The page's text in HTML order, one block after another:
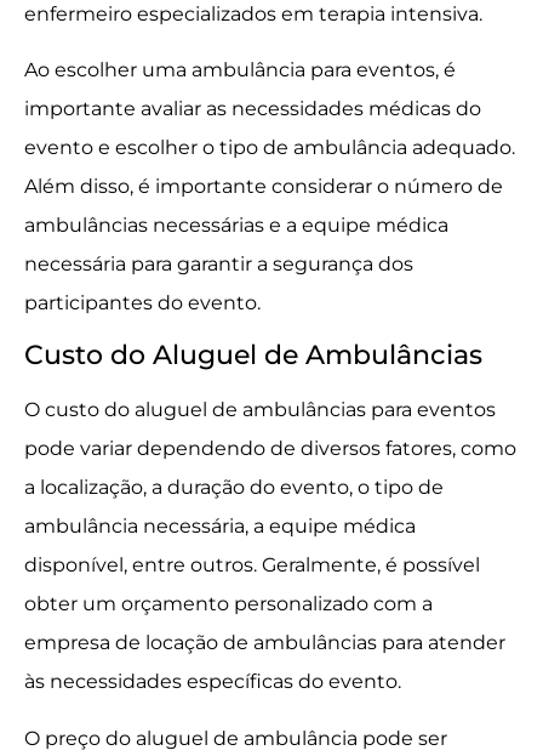
enfermeiro especializados em terapia intensiva.
Ao escolher uma ambulância para eventos, é
importante avaliar as necessidades médicas do
evento e escolher o tipo de ambulância adequado.
Além disso, é importante considerar o número de
ambulâncias necessárias e a equipe médica
necessária para garantir a segurança dos
participantes do evento.
Custo do Aluguel de Ambulâncias
O custo do aluguel de ambulâncias para eventos
pode variar dependendo de diversos fatores, como
a localização, a duração do evento, o tipo de
ambulância necessária, a equipe médica
disponível, entre outros. Geralmente, é possível
obter um orçamento personalizado com a
empresa de locação de ambulâncias para atender
às necessidades específicas do evento.
O preço do aluguel de ambulância pode ser